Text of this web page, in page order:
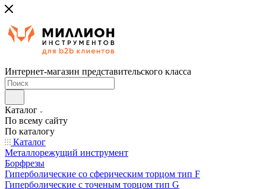
Интернет-магазин представительского класса
Каталог
По всему сайту
По каталогу
Каталог
Металлорежущий инструмент
Борфрезы
Гиперболические cо сферическим торцом тип F
Гиперболические с точеным торцом тип G